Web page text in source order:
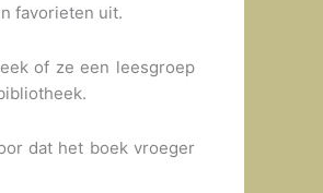
favorieten uit.
of ze een leesgroep
dat het boek vroeger